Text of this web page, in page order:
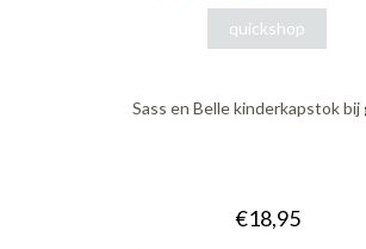
quickshop
Sass en Belle kinderkapstok bij
€18,95